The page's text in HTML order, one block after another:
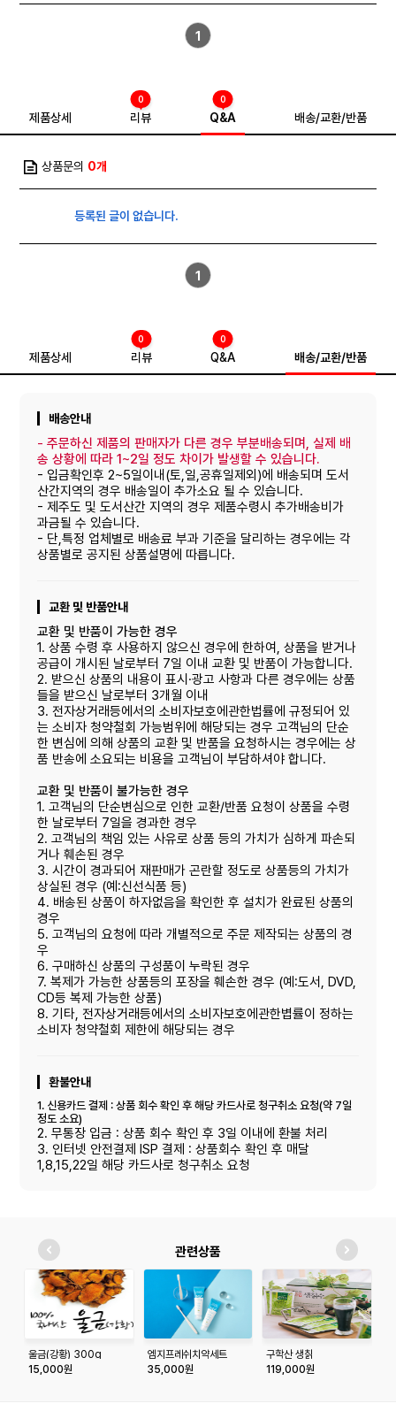
1
제품상세 리뷰
0
Q&A
0
배송/교환/반품
상품문의 0개
등록된 글이 없습니다.
1
제품상세 리뷰
0
Q&A
0
배송/교환/반품
배송안내
-주문하신 제품의 판매자가 다른 경우 부분배송되며, 실제 배
송 상황에 따라 1~2일 정도 차이가 발생할 수 있습니다.
- 입금확인후 2~5일이내(토,일,공휴일제외)에 배송되며 도서
산간지역의 경우 배송일이 추가소요 될 수 있습니다.
- 제주도 및 도서산간 지역의 경우 제품수령시 추가배송비가
과금될 수 있습니다.
- 단,특정 업체별로 배송료 부과 기준을 달리하는 경우에는 각
상품별로 공지된 상품설명에 따릅니다.
교환 및 반품안내
교환 및 반품이 가능한 경우
1. 상품 수령 후 사용하지 않으신 경우에 한하여, 상품을 받거나
공급이 개시된 날로부터 7일 이내 교환 및 반품이 가능합니다.
2. 받으신 상품의 내용이 표시·광고 사항과 다른 경우에는 상품
들을 받으신 날로부터 3개월 이내
3. 전자상거래등에서의 소비자보호에관한법률에 규정되어 있
는 소비자 청약철회 가능범위에 해당되는 경우 고객님의 단순
한 변심에 의해 상품의 교환 및 반품을 요청하시는 경우에는 상
품 반송에 소요되는 비용을 고객님이 부담하셔야 합니다.
교환 및 반품이 불가능한 경우
1. 고객님의 단순변심으로 인한 교환/반품 요청이 상품을 수령
한 날로부터 7일을 경과한 경우
2. 고객님의 책임 있는 사유로 상품 등의 가치가 심하게 파손되
거나 훼손된 경우
3. 시간이 경과되어 재판매가 곤란할 정도로 상품등의 가치가
상실된 경우 (예:신선식품 등)
4. 배송된 상품이 하자없음을 확인한 후 설치가 완료된 상품의
경우
5. 고객님의 요청에 따라 개별적으로 주문 제작되는 상품의 경
우
6. 구매하신 상품의 구성품이 누락된 경우
7. 복제가 가능한 상품등의 포장을 훼손한 경우 (예:도서, DVD,
CD등 복제 가능한 상품)
8. 기타, 전자상거래등에서의 소비자보호에관한볍률이 정하는
소비자 청약철회 제한에 해당되는 경우
환불안내
1. 신용카드 결제 : 상품 회수 확인 후 해당 카드사로 청구취소 요청(약 7일
정도 소요)
2. 무통장 입금 : 상품 회수 확인 후 3일 이내에 환불 처리
3. 인터넷 안전결제 ISP 결제 : 상품회수 확인 후 매달
1,8,15,22일 해당 카드사로 청구취소 요청
관련상품
울금(강황) 300g
15,000원
엠지프레쉬치약세트
35,000원
구학산 생칡
즙/100mlx120포
119,000원